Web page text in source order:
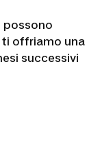
possono
ti offriamo una
successivi